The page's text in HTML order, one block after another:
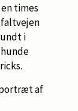
times
i
portræt af